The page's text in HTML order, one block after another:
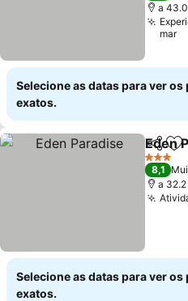
a
mar
Selecione as datas para ver os
exatos.
Eden
3 Estrelas
8,1
a
Selecione as datas para ver os
exatos.